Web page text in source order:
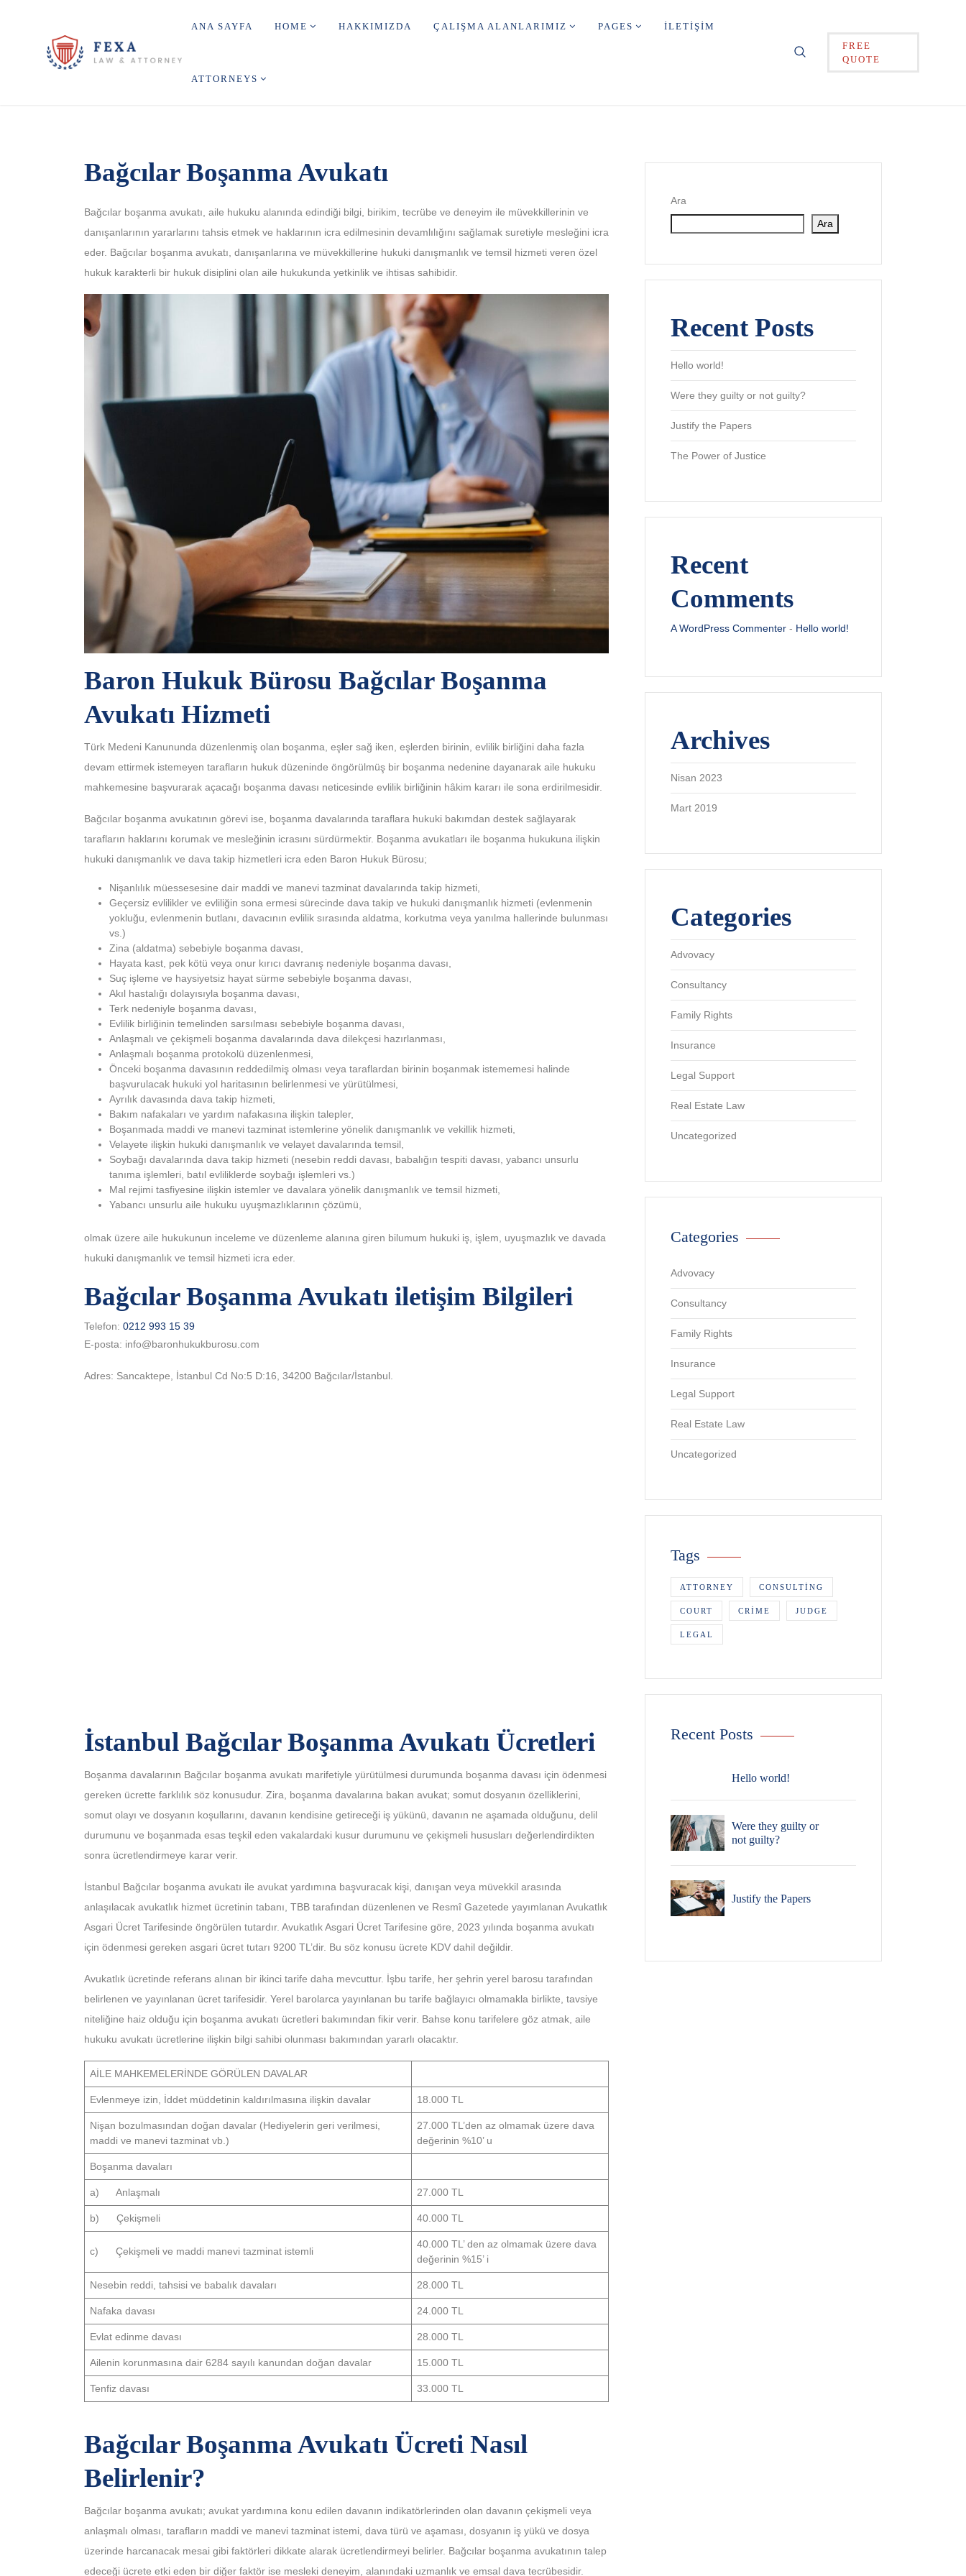
ANA SAYFA HOME HAKKIMIZDA ÇALIŞMA ALANLARIMIZ PAGES İLETIŞIM
ATTORNEYS
FREE
QUOTE
Bağcılar Boşanma Avukatı
Bağcılar boşanma avukatı, aile hukuku alanında edindiği bilgi, birikim, tecrübe ve deneyim ile müvekkillerinin ve
danışanlarının yararlarını tahsis etmek ve haklarının icra edilmesinin devamlılığını sağlamak suretiyle mesleğini icra
eder. Bağcılar boşanma avukatı, danışanlarına ve müvekkillerine hukuki danışmanlık ve temsil hizmeti veren özel
hukuk karakterli bir hukuk disiplini olan aile hukukunda yetkinlik ve ihtisas sahibidir.
Baron Hukuk Bürosu Bağcılar Boşanma
Avukatı Hizmeti
Türk Medeni Kanununda düzenlenmiş olan boşanma, eşler sağ iken, eşlerden birinin, evlilik birliğini daha fazla
devam ettirmek istemeyen tarafların hukuk düzeninde öngörülmüş bir boşanma nedenine dayanarak aile hukuku
mahkemesine başvurarak açacağı boşanma davası neticesinde evlilik birliğinin hâkim kararı ile sona erdirilmesidir.
Bağcılar boşanma avukatının görevi ise, boşanma davalarında taraflara hukuki bakımdan destek sağlayarak
tarafların haklarını korumak ve mesleğinin icrasını sürdürmektir. Boşanma avukatları ile boşanma hukukuna ilişkin
hukuki danışmanlık ve dava takip hizmetleri icra eden Baron Hukuk Bürosu;
Nişanlılık müessesesine dair maddi ve manevi tazminat davalarında takip hizmeti,
Geçersiz evlilikler ve evliliğin sona ermesi sürecinde dava takip ve hukuki danışmanlık hizmeti (evlenmenin
yokluğu, evlenmenin butlanı, davacının evlilik sırasında aldatma, korkutma veya yanılma hallerinde bulunması
vs.)
Zina (aldatma) sebebiyle boşanma davası,
Hayata kast, pek kötü veya onur kırıcı davranış nedeniyle boşanma davası,
Suç işleme ve haysiyetsiz hayat sürme sebebiyle boşanma davası,
Akıl hastalığı dolayısıyla boşanma davası,
Terk nedeniyle boşanma davası,
Evlilik birliğinin temelinden sarsılması sebebiyle boşanma davası,
Anlaşmalı ve çekişmeli boşanma davalarında dava dilekçesi hazırlanması,
Anlaşmalı boşanma protokolü düzenlenmesi,
Önceki boşanma davasının reddedilmiş olması veya taraflardan birinin boşanmak istememesi halinde
başvurulacak hukuki yol haritasının belirlenmesi ve yürütülmesi,
Ayrılık davasında dava takip hizmeti,
Bakım nafakaları ve yardım nafakasına ilişkin talepler,
Boşanmada maddi ve manevi tazminat istemlerine yönelik danışmanlık ve vekillik hizmeti,
Velayete ilişkin hukuki danışmanlık ve velayet davalarında temsil,
Soybağı davalarında dava takip hizmeti (nesebin reddi davası, babalığın tespiti davası, yabancı unsurlu
tanıma işlemleri, batıl evliliklerde soybağı işlemleri vs.)
Mal rejimi tasfiyesine ilişkin istemler ve davalara yönelik danışmanlık ve temsil hizmeti,
Yabancı unsurlu aile hukuku uyuşmazlıklarının çözümü,
olmak üzere aile hukukunun inceleme ve düzenleme alanına giren bilumum hukuki iş, işlem, uyuşmazlık ve davada
hukuki danışmanlık ve temsil hizmeti icra eder.
Bağcılar Boşanma Avukatı iletişim Bilgileri
Telefon: 0212 993 15 39
E-posta: info@baronhukukburosu.com
Adres: Sancaktepe, İstanbul Cd No:5 D:16, 34200 Bağcılar/İstanbul.
İstanbul Bağcılar Boşanma Avukatı Ücretleri
Boşanma davalarının Bağcılar boşanma avukatı marifetiyle yürütülmesi durumunda boşanma davası için ödenmesi
gereken ücrette farklılık söz konusudur. Zira, boşanma davalarına bakan avukat; somut dosyanın özelliklerini,
somut olayı ve dosyanın koşullarını, davanın kendisine getireceği iş yükünü, davanın ne aşamada olduğunu, delil
durumunu ve boşanmada esas teşkil eden vakalardaki kusur durumunu ve çekişmeli hususları değerlendirdikten
sonra ücretlendirmeye karar verir.
İstanbul Bağcılar boşanma avukatı ile avukat yardımına başvuracak kişi, danışan veya müvekkil arasında
anlaşılacak avukatlık hizmet ücretinin tabanı, TBB tarafından düzenlenen ve Resmî Gazetede yayımlanan Avukatlık
Asgari Ücret Tarifesinde öngörülen tutardır. Avukatlık Asgari Ücret Tarifesine göre, 2023 yılında boşanma avukatı
için ödenmesi gereken asgari ücret tutarı 9200 TL’dir. Bu söz konusu ücrete KDV dahil değildir.
Avukatlık ücretinde referans alınan bir ikinci tarife daha mevcuttur. İşbu tarife, her şehrin yerel barosu tarafından
belirlenen ve yayınlanan ücret tarifesidir. Yerel barolarca yayınlanan bu tarife bağlayıcı olmamakla birlikte, tavsiye
niteliğine haiz olduğu için boşanma avukatı ücretleri bakımından fikir verir. Bahse konu tarifelere göz atmak, aile
hukuku avukatı ücretlerine ilişkin bilgi sahibi olunması bakımından yararlı olacaktır.
AİLE MAHKEMELERİNDE GÖRÜLEN DAVALAR
Evlenmeye izin, İddet müddetinin kaldırılmasına ilişkin davalar 18.000 TL
Nişan bozulmasından doğan davalar (Hediyelerin geri verilmesi,
maddi ve manevi tazminat vb.)
27.000 TL’den az olmamak üzere dava
değerinin %10’ u
Boşanma davaları
a) Anlaşmalı 27.000 TL
b) Çekişmeli 40.000 TL
c) Çekişmeli ve maddi manevi tazminat istemli
40.000 TL’ den az olmamak üzere dava
değerinin %15’ i
Nesebin reddi, tahsisi ve babalık davaları 28.000 TL
Nafaka davası 24.000 TL
Evlat edinme davası 28.000 TL
Ailenin korunmasına dair 6284 sayılı kanundan doğan davalar 15.000 TL
Tenfiz davası 33.000 TL
Bağcılar Boşanma Avukatı Ücreti Nasıl
Belirlenir?
Bağcılar boşanma avukatı; avukat yardımına konu edilen davanın indikatörlerinden olan davanın çekişmeli veya
anlaşmalı olması, tarafların maddi ve manevi tazminat istemi, dava türü ve aşaması, dosyanın iş yükü ve dosya
üzerinde harcanacak mesai gibi faktörleri dikkate alarak ücretlendirmeyi belirler. Bağcılar boşanma avukatının talep
edeceği ücrete etki eden bir diğer faktör ise mesleki deneyim, alanındaki uzmanlık ve emsal dava tecrübesidir.
Ara
Ara
Recent Posts
Hello world!
Were they guilty or not guilty?
Justify the Papers
The Power of Justice
Recent
Comments
A WordPress Commenter - Hello world!
Archives
Nisan 2023
Mart 2019
Categories
Advovacy
Consultancy
Family Rights
Insurance
Legal Support
Real Estate Law
Uncategorized
Categories
Advovacy
Consultancy
Family Rights
Insurance
Legal Support
Real Estate Law
Uncategorized
Tags
ATTORNEY CONSULTING
COURT CRIME JUDGE
LEGAL
Recent Posts
Hello world!
Were they guilty or
not guilty?
Justify the Papers